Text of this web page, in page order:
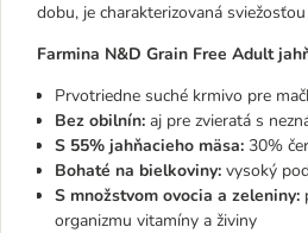
dobu, je charakterizovaná
Farmina N&D Grain Free Adult
Prvotriedne suché krmivo pre
Bez obilnín: aj pre zvieratá s
S 55% jahňacieho mäsa: 30%
Bohaté na bielkoviny: vysoký
S množstvom ovocia a zeleniny:
organizmu vitamíny a živiny